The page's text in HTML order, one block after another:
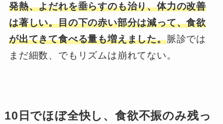
発熱、よだれを垂らすのも治り、体力の改善
は著しい。目の下の赤い部分は減って、食欲
が出てきて食べる量も増えました。脈診では
まだ細数、でもリズムは崩れてない。
10日でほぼ全快し、食欲不振のみ残っ